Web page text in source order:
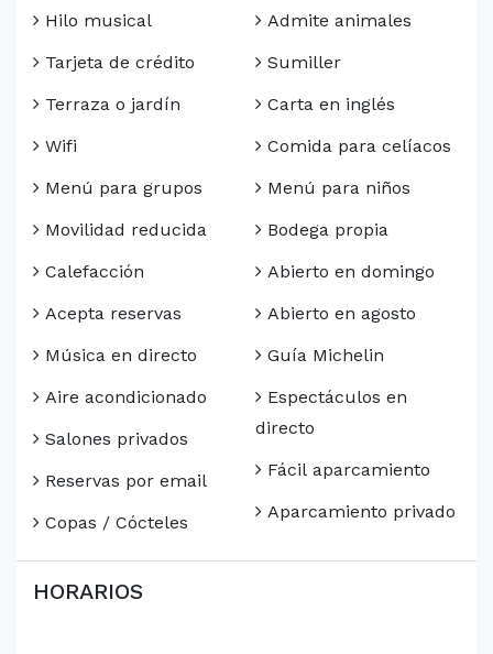
Hilo musical
Tarjeta de crédito
Terraza o jardín
Wifi
Menú para grupos
Movilidad reducida
Calefacción
Acepta reservas
Música en directo
Aire acondicionado
Salones privados
Reservas por email
Copas / Cócteles
Admite animales
Sumiller
Carta en inglés
Comida para celíacos
Menú para niños
Bodega propia
Abierto en domingo
Abierto en agosto
Guía Michelin
Espectáculos en
directo
Fácil aparcamiento
Aparcamiento privado
HORARIOS